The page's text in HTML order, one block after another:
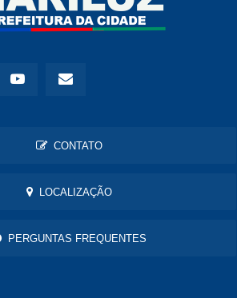
CONTATO
LOCALIZAÇÃO
PERGUNTAS FREQUENTES